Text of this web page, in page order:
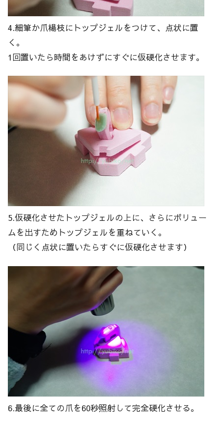
4.細筆か爪楊枝にトップジェルをつけて、点状に置
く。
1回置いたら時間をあけずにすぐに仮硬化させます。
5.仮硬化させたトップジェルの上に、さらにボリュー
ムを出すためトップジェルを重ねていく。
（同じく点状に置いたらすぐに仮硬化させます）
6.最後に全ての爪を60秒照射して完全硬化させる。